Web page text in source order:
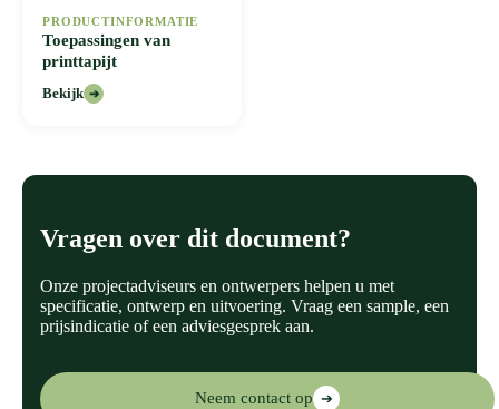
PRODUCTINFORMATIE
Toepassingen van
printtapijt
Bekijk ➔
Vragen over dit document?
Onze projectadviseurs en ontwerpers helpen u met
specificatie, ontwerp en uitvoering. Vraag een sample, een
prijsindicatie of een adviesgesprek aan.
Neem contact op ➔